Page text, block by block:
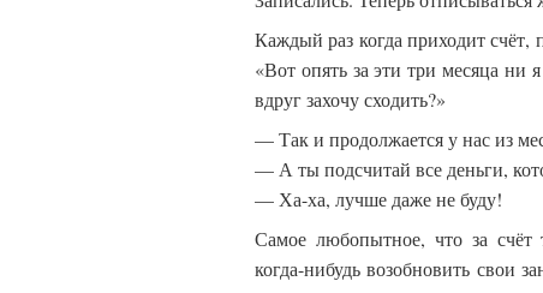
Каждый раз когда приходит счёт,
«Вот опять за эти три месяца ни
вдруг захочу сходить?»
— Так и продолжается у нас из
— А ты подсчитай все деньги,
— Ха-ха, лучше даже не буду!
Самое любопытное, что за счёт
когда-нибудь возобновить свои